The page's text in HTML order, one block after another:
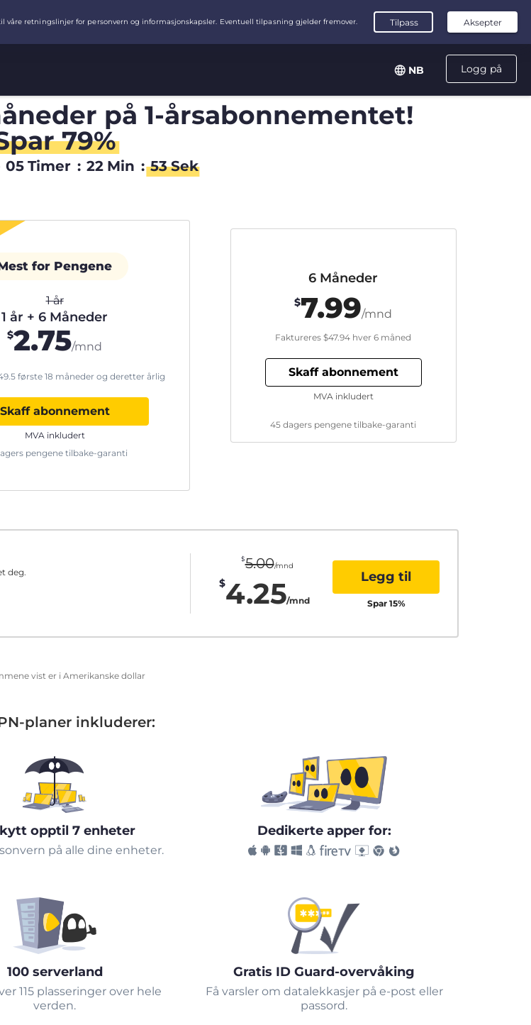
Logg på
NB
på 1-årsabonnementet!
79%
05 Timer : 22 Min : 52 Sek
for Pengene
1 år
1 år + 6 Måneder
$2.75/mnd
første 18 måneder og deretter årlig
Skaff abonnement
MVA inkludert
pengene tilbake-garanti
6 Måneder
$7.99/mnd
Faktureres$47.94 hver 6 måned
Skaff abonnement
45 dagers pengene tilbake-garanti
MVA inkludert
deg.
$5.00/mnd
$4.25/mnd
Legg til
Spar 15%
vist er i Amerikanske dollar
planer inkluderer:
opptil 7 enheter
på alle dine enheter.
Dedikerte apper for:
100 serverland
115 plasseringer over hele
verden.
Gratis ID Guard-overvåking
Få varsler om datalekkasjer på e-post eller
passord.